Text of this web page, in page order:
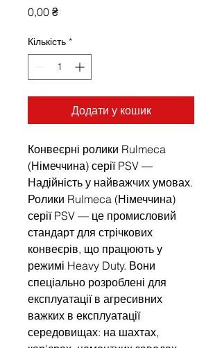
0,00 ₴Ціна
Кількість *
Додати у кошик
Конвеєрні ролики Rulmeca
(Німеччина) серії PSV —
Надійність у найважчих умовах.
Ролики Rulmeca (Німеччина)
серії PSV — це промисловий
стандарт для стрічкових
конвеєрів, що працюють у
режимі Heavy Duty. Вони
спеціально розроблені для
експлуатації в агресивних
важких в експлуатації
середовищах: на шахтах,